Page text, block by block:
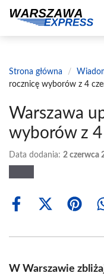
treści
Strona główna /
rocznicę wyborów z 4
Warszawa
wyborów z
Data dodania: 2 czerwca
Share
Share
(Twitter)
Share
W Warszawie